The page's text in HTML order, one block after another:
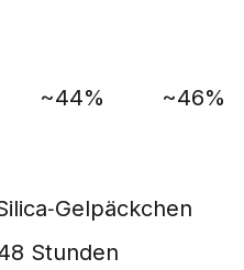
~44% ~46%
Stunden